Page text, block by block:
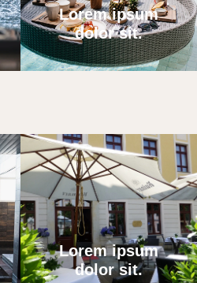
Lorem ipsum
dolor sit.
Lorem ipsum
dolor sit.